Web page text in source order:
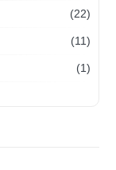
(22)
(11)
(1)